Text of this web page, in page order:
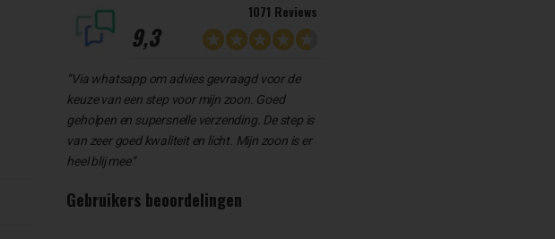
9,3
1071 Reviews
“Via whatsapp om advies gevraagd voor de
keuze van een step voor mijn zoon. Goed
geholpen en supersnelle verzending. De step is
van zeer goed kwaliteit en licht. Mijn zoon is er
heel blij mee”
Gebruikers beoordelingen